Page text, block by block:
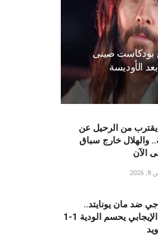
بودكاست صينى
من الرحيل عن
والهلال خارج سباق
الآن
ضد مان يونايتد..
التعادل الإيجابي يحسم الودية 1-1